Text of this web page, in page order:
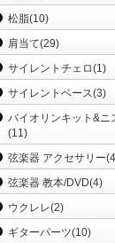
松脂(10)
肩当て(29)
サイレントチェロ(1)
サイレントベース(3)
バイオリンキット&ニ
(11)
弦楽器 アクセサリー
弦楽器 教本/DVD(4)
ウクレレ(2)
ギターパーツ(10)